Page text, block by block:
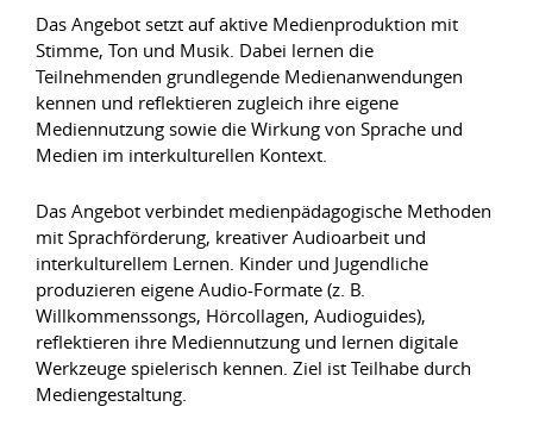
Das Angebot setzt auf aktive Medienproduktion mit
Stimme, Ton und Musik. Dabei lernen die
Teilnehmenden grundlegende Medienanwendungen
kennen und reflektieren zugleich ihre eigene
Mediennutzung sowie die Wirkung von Sprache und
Medien im interkulturellen Kontext.
Das Angebot verbindet medienpädagogische Methoden
mit Sprachförderung, kreativer Audioarbeit und
interkulturellem Lernen. Kinder und Jugendliche
produzieren eigene Audio-Formate (z. B.
Willkommenssongs, Hörcollagen, Audioguides),
reflektieren ihre Mediennutzung und lernen digitale
Werkzeuge spielerisch kennen. Ziel ist Teilhabe durch
Mediengestaltung.